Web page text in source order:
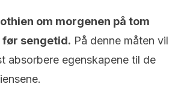
om morgenen på tom
før sengetid. På denne måten vil
absorbere egenskapene til de